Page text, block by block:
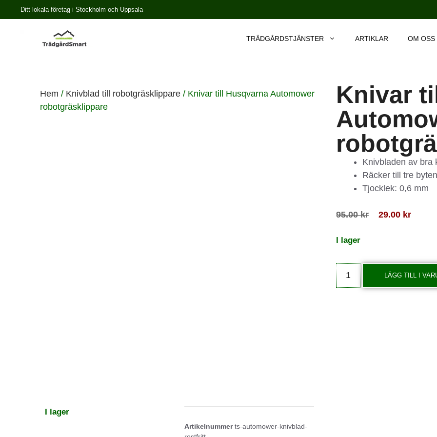
Ditt lokala företag i Stockholm och Uppsala
TRÄDGÅRDSTJÄNSTER ARTIKLAR OM OSS
Hem / Knivblad till robotgräsklippare / Knivar till Husqvarna Automower
robotgräsklippare
I lager
Artikelnummerts-automower-knivblad-
Knivar
Knivbladen av bra
Räcker till tre byten
Tjocklek: 0,6 mm
95.00kr 29.00 kr
I lager
LÄGG TILL I